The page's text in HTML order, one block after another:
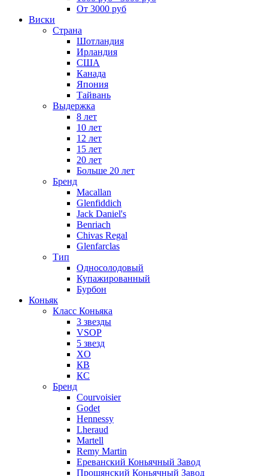
От 3000 руб
Виски
Страна
Шотландия
Ирландия
США
Канада
Япония
Тайвань
Выдержка
8 лет
10 лет
12 лет
15 лет
20 лет
Больше 20 лет
Бренд
Macallan
Glenfiddich
Jack Daniel's
Benriach
Chivas Regal
Glenfarclas
Тип
Односолодовый
Купажированный
Бурбон
Коньяк
Класс Коньяка
3 звезды
VSOP
5 звезд
XO
КВ
КС
Бренд
Courvoisier
Godet
Hennessy
Lheraud
Martell
Remy Martin
Ереванский Коньячный Завод
Прошянский Коньячный Завод